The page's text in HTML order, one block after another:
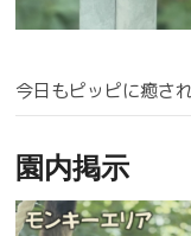
今日もピッピに癒さ
園内掲示